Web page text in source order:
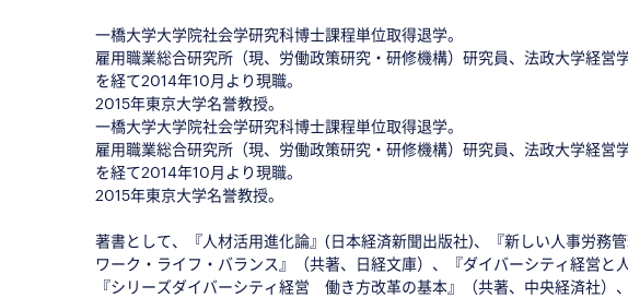
一橋大学大学院社会学研究科博士課程単位取得退学。
雇用職業総合研究所（現、労働政策研究・研修機構）研究員、法政大学経営
を経て2014年10月より現職。
2015年東京大学名誉教授。
一橋大学大学院社会学研究科博士課程単位取得退学。
雇用職業総合研究所（現、労働政策研究・研修機構）研究員、法政大学経営
を経て2014年10月より現職。
2015年東京大学名誉教授。
著書として、『人材活用進化論』(日本経済新聞出版社)、『新しい人事労務
ワーク・ライフ・バランス』（共著、日経文庫）、『ダイバーシティ経営と
『シリーズダイバーシティ経営 働き方改革の基本』（共著、中央経済社